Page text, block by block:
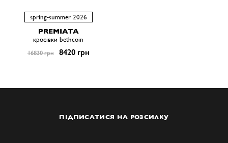
spring-summer 2026
PREMIATA
кросівки bethcoin
16830 грн 8420 грн
ПІДПИСАТИСЯ НА РОЗСИЛКУ